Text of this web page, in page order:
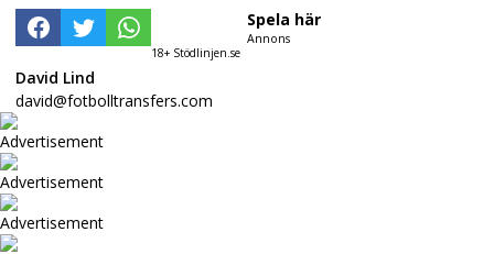
18+ Stödlinjen.se
Spela här
Annons
David Lind
david@fotbolltransfers.com